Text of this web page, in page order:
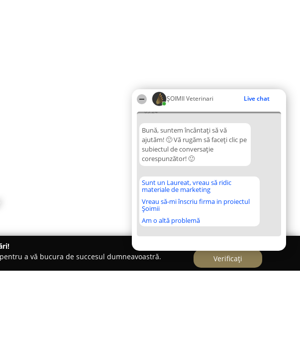
ȘOIMII Veterinari Live chat
03:24
Bună, suntem încântați să vă
ajutăm! 🙂 Vă rugăm să faceți clic pe
subiectul de conversație
corespunzător! 🙂
Sunt un Laureat, vreau să ridic
materiale de marketing
Vreau să-mi înscriu firma in proiectul
Șoimii
Am o altă problemă
a vă bucura de succesul dumneavoastră.
Verificați